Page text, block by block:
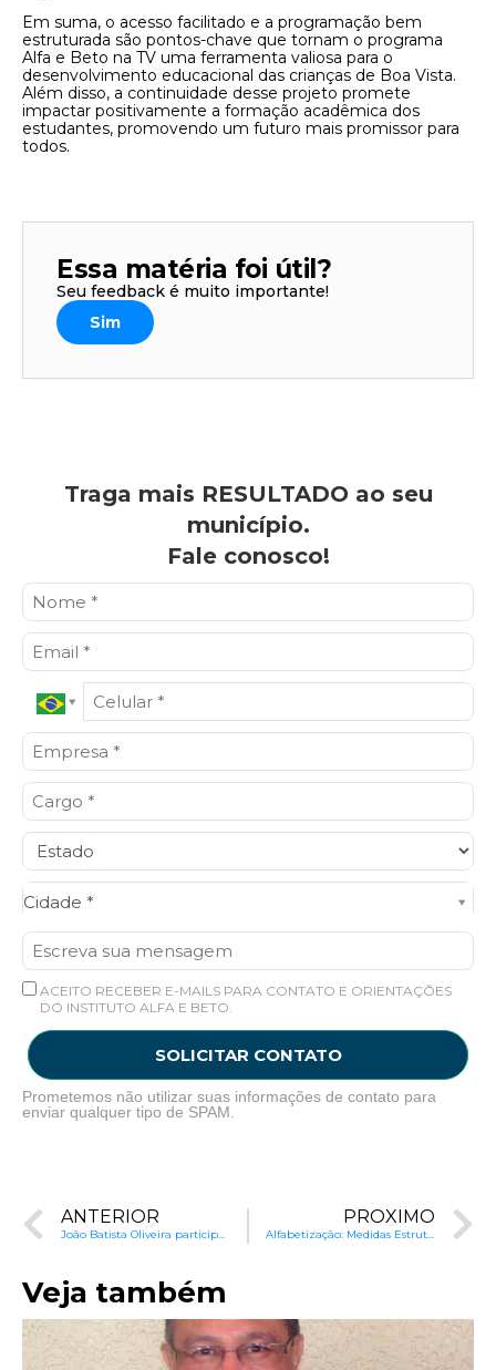
Em suma, o acesso facilitado e a programação bem
estruturada são pontos-chave que tornam o programa
Alfa e Beto na TV uma ferramenta valiosa para o
desenvolvimento educacional das crianças de Boa Vista.
Além disso, a continuidade desse projeto promete
impactar positivamente a formação acadêmica dos
estudantes, promovendo um futuro mais promissor para
todos.
Essa matéria foi útil?
Seu feedback é muito importante!
Sim
Traga mais RESULTADO ao seu
município.
Fale conosco!
Cidade *
Cidade*
ACEITO RECEBER E-MAILS PARA CONTATO E ORIENTAÇÕES
DO INSTITUTO ALFA E BETO.
SOLICITAR CONTATO
Prometemos não utilizar suas informações de contato para
enviar qualquer tipo de SPAM.
ANTERIOR PRÓXIMO
Veja também